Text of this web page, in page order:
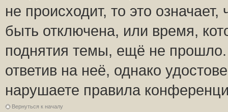
не происходит, то это
быть отключена, или время,
поднятия темы, ещё не
ответив на неё, однако
нарушаете правила
Вернуться к началу